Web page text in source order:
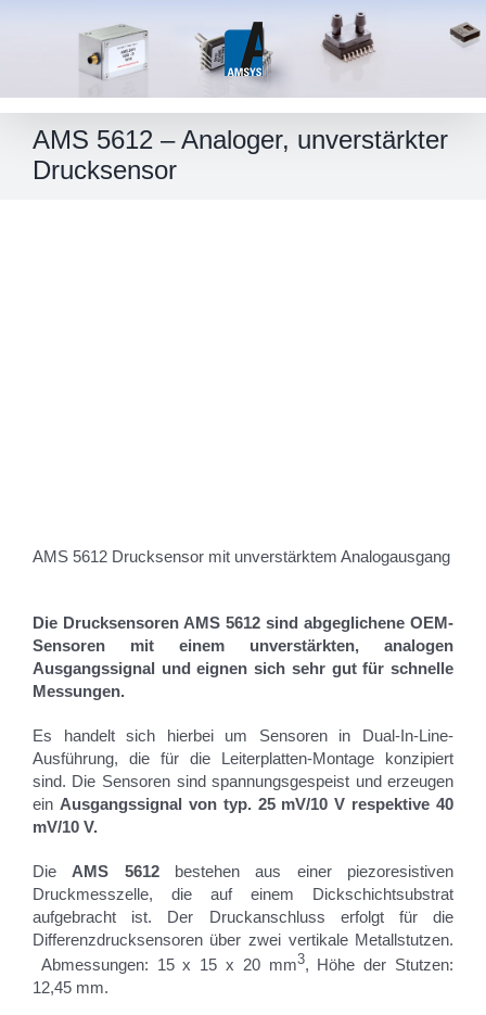
AMS 5612 – Analoger, unverstärkter
Drucksensor
AMS 5612 Drucksensor mit unverstärktem Analogausgang
Die Drucksensoren AMS 5612 sind abgeglichene OEM-
Sensoren mit einem unverstärkten, analogen
Ausgangssignal und eignen sich sehr gut für schnelle
Messungen.
Es handelt sich hierbei um Sensoren in Dual-In-Line-
Ausführung, die für die Leiter­platten-Montage konzipiert
sind. Die Sensoren sind spannungsgespeist und erzeugen
ein Ausgangs­signal von typ. 25 mV/10 V respektive 40
mV/10 V.
DieAMS 5612bestehen aus einer piezoresistiven
Druckmesszelle, die auf einem Dickschicht­substrat
aufgebracht ist. Der Druckanschluss erfolgt für die
Differenzdrucksensoren über zwei vertikale Metallstutzen.
Abmessungen: 15 x 15 x 20 mm3, Höhe der Stutzen:
12,45 mm.